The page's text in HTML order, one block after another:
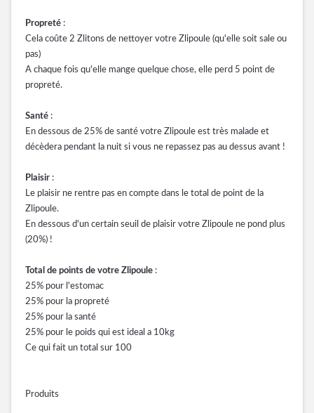
Propreté :
Cela coûte 2 Zlitons de nettoyer votre Zlipoule (qu'elle soit sale ou
pas)
A chaque fois qu'elle mange quelque chose, elle perd 5 point de
propreté.
Santé :
En dessous de 25% de santé votre Zlipoule est très malade et
décèdera pendant la nuit si vous ne repassez pas au dessus avant !
Plaisir :
Le plaisir ne rentre pas en compte dans le total de point de la
Zlipoule.
En dessous d'un certain seuil de plaisir votre Zlipoule ne pond plus
(20%) !
Total de points de votre Zlipoule :
25% pour l'estomac
25% pour la propreté
25% pour la santé
25% pour le poids qui est ideal a 10kg
Ce qui fait un total sur 100
Produits